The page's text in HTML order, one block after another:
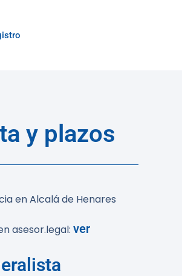
y plazos
en Alcalá de Henares
asesor.legal: ver